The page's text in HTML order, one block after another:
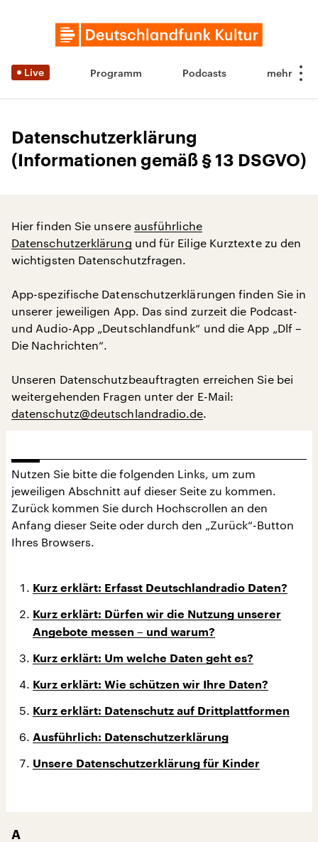
Live Programm Podcasts
Datenschutzerklärung
(Informationen gemäß § 13 DSGVO)
Hier finden Sie unsere ausführliche
Datenschutzerklärung und für Eilige Kurztexte zu den
wichtigsten Datenschutzfragen.
App-spezifische Datenschutzerklärungen finden Sie in
unserer jeweiligen App. Das sind zurzeit die Podcast-
und Audio-App „Deutschlandfunk“ und die App „Dlf –
Die Nachrichten“.
Unseren Datenschutzbeauftragten erreichen Sie bei
weitergehenden Fragen unter der E-Mail:
datenschutz@deutschlandradio.de.
Nutzen Sie bitte die folgenden Links, um zum
jeweiligen Abschnitt auf dieser Seite zu kommen.
Zurück kommen Sie durch Hochscrollen an den
Anfang dieser Seite oder durch den „Zurück“-Button
Ihres Browsers.
Kurz erklärt: Erfasst Deutschlandradio Daten?
Kurz erklärt: Dürfen wir die Nutzung unserer
Angebote messen – und warum?
Kurz erklärt: Um welche Daten geht es?
Kurz erklärt: Wie schützen wir Ihre Daten?
Kurz erklärt: Datenschutz auf Drittplattformen
Ausführlich: Datenschutzerklärung
Unsere Datenschutzerklärung für Kinder
A